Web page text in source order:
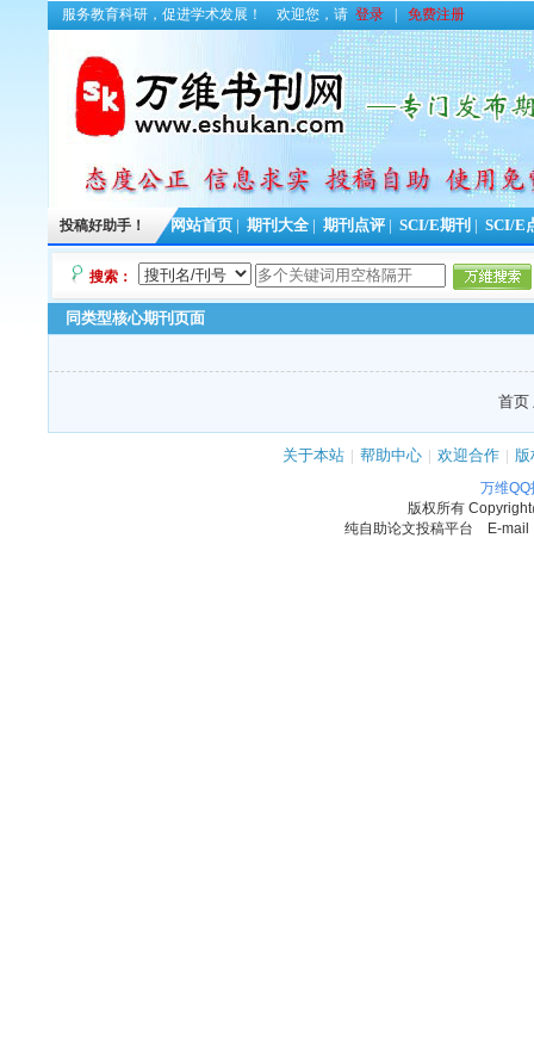
服务教育科研，促进学术发展！ 欢迎您，请 登录 免费注册
投稿好助手！ 网站首页 期刊大全 期刊点评 SCI/E期刊 SCI/E
搜索：
同类型核心期刊页面
首页
关于本站 | 帮助中心 | 欢迎合作 |
万维
版权所有
纯自助论文投稿平台 E-mail